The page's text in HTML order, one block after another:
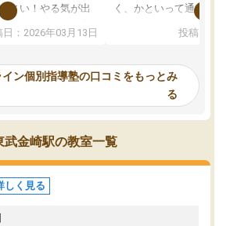
さい！やる気が出
の責任です」と言
に！と考えて、思
の先生から学ぶこ
がったらいいなと
が今足りないのか
き、子どももびっ
でやる気を持って
狙い通り、少しず
手意識も無くなっ
苦手な数学も追加
来年の高校受験に
日：2026年03月13日
く、かといって通うには
可能なので本当に助か
らないところをピンポイ
頂いて、とてもわかり
していました。一生を
スト、多少お金がかかっ
思い切って入塾してよか
投稿日：
イン個別指導塾の口コミをもっとみ
る
武金崎駅の教室一覧
しく見る